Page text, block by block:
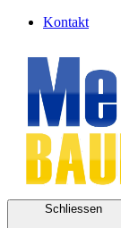
Kontakt
Schliessen